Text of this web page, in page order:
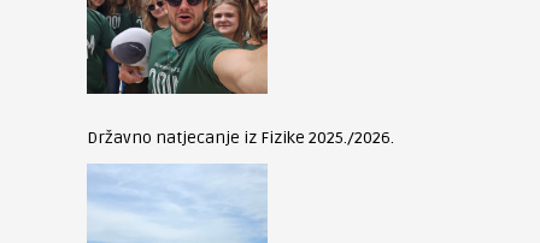
Državno natjecanje iz Fizike 2025./2026.